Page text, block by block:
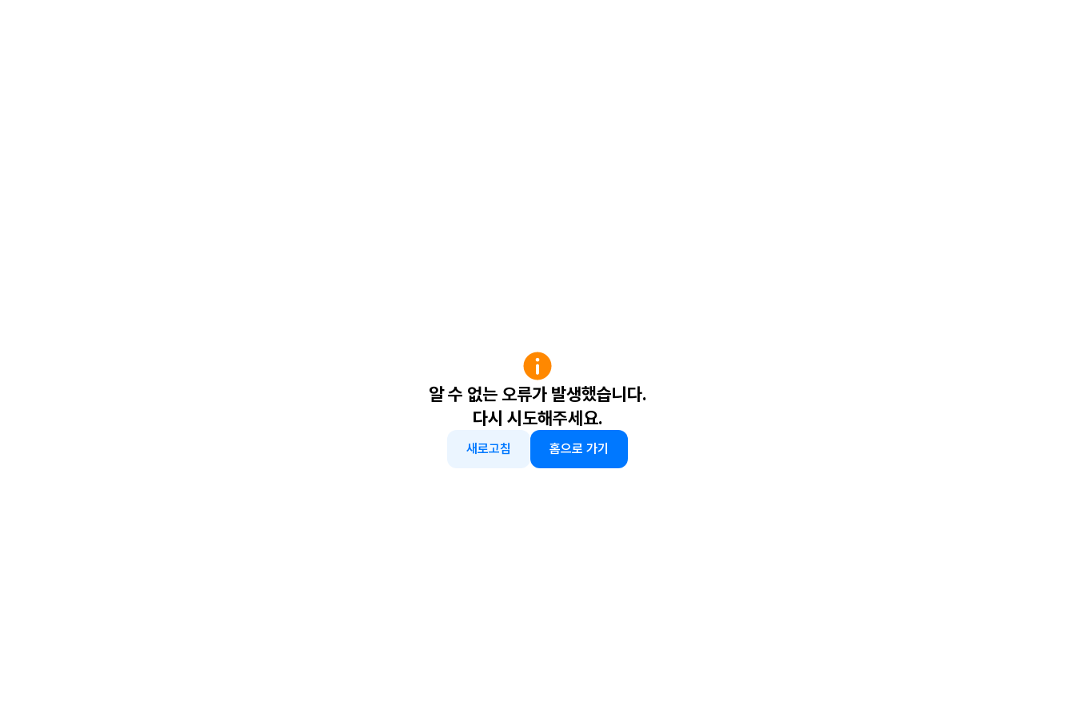
알 수 없는 오류가 발생했습니다.
다시 시도해주세요.
새로고침 홈으로 가기